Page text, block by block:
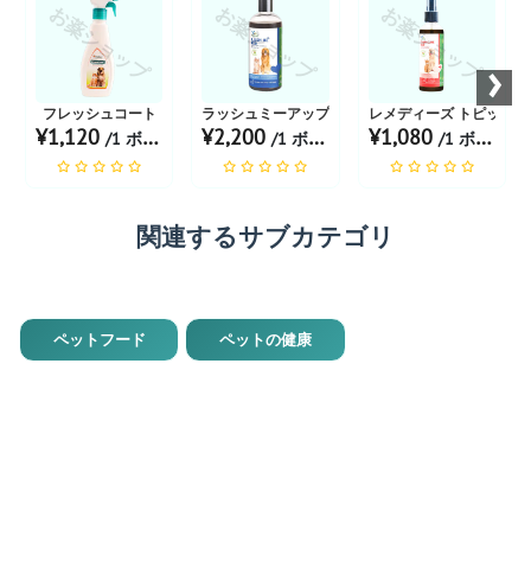
お薬ショップ
フレッシュコート
¥1,120 /1 ボトル あたり
お薬ショップ
ラッシュミーアップ マイルドアンチヘアフォール
¥2,200/1 ボトル あたり
お薬ショップ
レメディーズ トピック
¥1,080 /1 ボトル あたり
›
関連するサブカテゴリ
ペットフード ペットの健康